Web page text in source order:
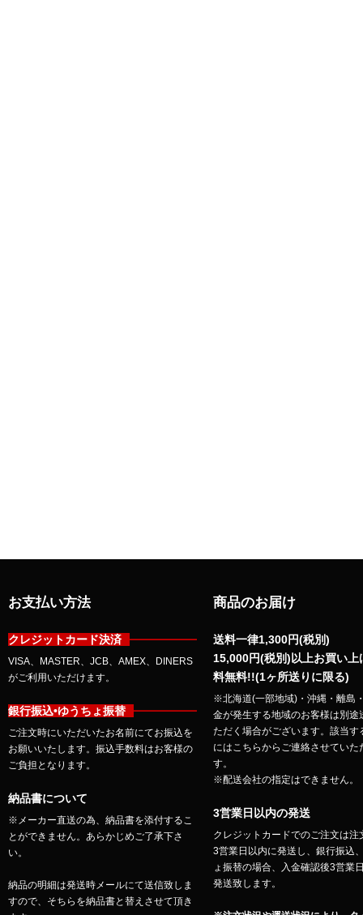
お支払い方法
クレジットカード決済
VISA、MASTER、JCB、AMEX、DINERS
がご利用いただけます。
銀行振込•ゆうちょ振替
ご注文時にいただいたお名前にてお振込を
お願いいたします。振込手数料はお客様の
ご負担となります。
納品書について
※メーカー直送の為、納品書を添付するこ
とができません。あらかじめご了承下さ
い。
納品の明細は発送時メールにて送信致しま
すので、そちらを納品書と替えさせて頂き
商品のお届け
送料一律1,300円(税別)
15,000円(税別)以上お買い上
料無料!!(1ヶ所送りに限る)
※北海道(一部地域)・沖縄・離島
金が発生する地域のお客様は別途
ただく場合がございます。該当す
にはこちらからご連絡させていた
す。
※配送会社の指定はできません。
3営業日以内の発送
クレジットカードでのご注文は注
3営業日以内に発送し、銀行振込
ょ振替の場合、入金確認後3営業
発送致します。